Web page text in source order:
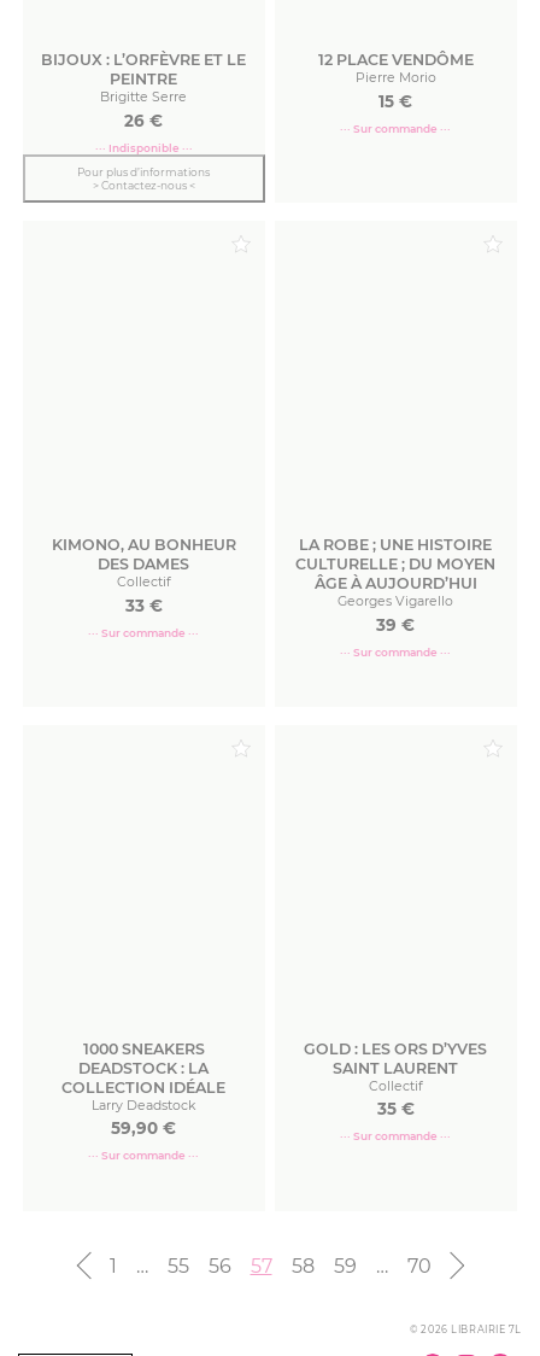
BIJOUX : L’ORFÈVRE ET LE
PEINTRE
Brigitte Serre
26€
··· Indisponible ···
Pour plus d’informations
> Contactez-nous <
12 PLACE VENDÔME
Pierre Morio
15€
··· Sur commande ···
KIMONO, AU BONHEUR
DES DAMES
Collectif
33 €
··· Sur commande ···
LA ROBE ; UNE HISTOIRE
CULTURELLE ; DU MOYEN
ÂGE À AUJOURD’HUI
Georges Vigarello
39€
··· Sur commande ···
1000 SNEAKERS
DEADSTOCK : LA
COLLECTION IDÉALE
Larry Deadstock
59,90€
··· Sur commande ···
GOLD : LES ORS D’YVES
SAINT LAURENT
Collectif
35 €
··· Sur commande ···
1 … 55 56 57 58 59 … 70
© 2026 LIBRAIRIE 7L